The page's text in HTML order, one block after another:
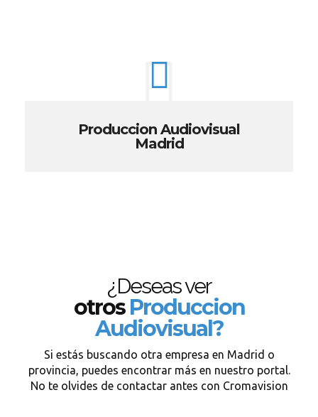
Produccion Audiovisual
Madrid
¿Deseas ver
otrosProduccion
Audiovisual?
Si estás buscando otra empresa en Madrid o
provincia, puedes encontrar más en nuestro portal.
No te olvides de contactar antes con Cromavision